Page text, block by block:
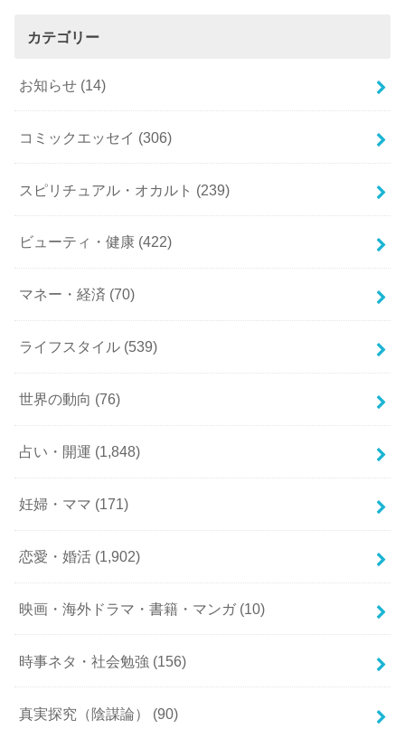
カテゴリー
お知らせ (14)
コミックエッセイ (306)
スピリチュアル・オカルト (239)
ビューティ・健康 (422)
マネー・経済 (70)
ライフスタイル (539)
世界の動向 (76)
占い・開運 (1,848)
妊婦・ママ (171)
恋愛・婚活 (1,902)
映画・海外ドラマ・書籍・マンガ (10)
時事ネタ・社会勉強 (156)
真実探究（陰謀論） (90)